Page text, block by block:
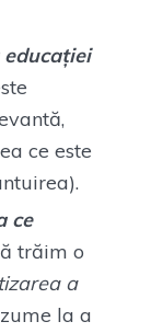
ce este
ce
trăim o
a
la a